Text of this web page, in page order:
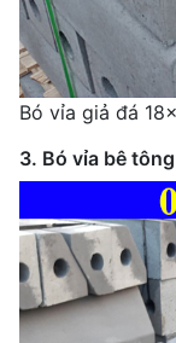
Bó vỉa giả đá
3. Bó vỉa bê